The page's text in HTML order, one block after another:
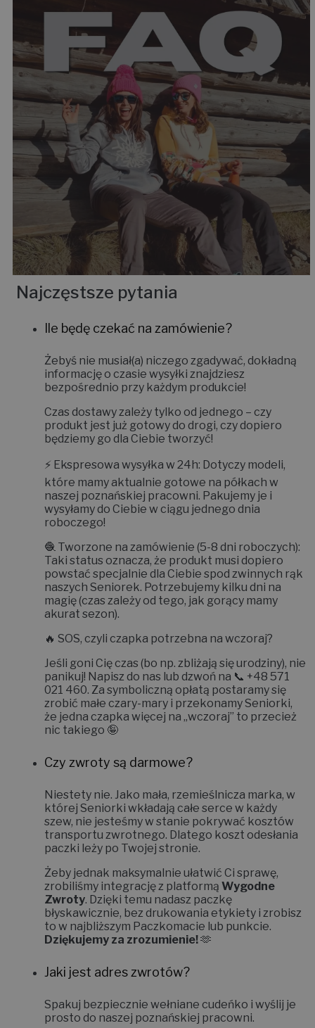
Najczęstsze pytania
Ile będę czekać na zamówienie?
Żebyś nie musiał(a) niczego zgadywać, dokładną
informację o czasie wysyłki znajdziesz
bezpośrednio przy każdym produkcie!
Czas dostawy zależy tylko od jednego – czy
produkt jest już gotowy do drogi, czy dopiero
będziemy go dla Ciebie tworzyć!
⚡ Ekspresowa wysyłka w 24h: Dotyczy modeli,
które mamy aktualnie gotowe na półkach w
naszej poznańskiej pracowni. Pakujemy je i
wysyłamy do Ciebie w ciągu jednego dnia
roboczego!
🧶 Tworzone na zamówienie (5-8 dni roboczych):
Taki status oznacza, że produkt musi dopiero
powstać specjalnie dla Ciebie spod zwinnych rąk
naszych Seniorek. Potrzebujemy kilku dni na
magię (czas zależy od tego, jak gorący mamy
akurat sezon).
🔥 SOS, czyli czapka potrzebna na wczoraj?
Jeśli goni Cię czas (bo np. zbliżają się urodziny), nie
panikuj! Napisz do nas lub dzwoń na 📞 +48 571
021 460. Za symboliczną opłatą postaramy się
zrobić małe czary-mary i przekonamy Seniorki,
że jedna czapka więcej na „wczoraj” to przecież
nic takiego 🤪
Czy zwroty są darmowe?
Niestety nie. Jako mała, rzemieślnicza marka, w
której Seniorki wkładają całe serce w każdy
szew, nie jesteśmy w stanie pokrywać kosztów
transportu zwrotnego. Dlatego koszt odesłania
paczki leży po Twojej stronie.
Żeby jednak maksymalnie ułatwić Ci sprawę,
zrobiliśmy integrację z platformą Wygodne
Zwroty. Dzięki temu nadasz paczkę
błyskawicznie, bez drukowania etykiety i zrobisz
to w najbliższym Paczkomacie lub punkcie.
Dziękujemy za zrozumienie!🫶
Jaki jest adres zwrotów?
Spakuj bezpiecznie wełniane cudeńko i wyślij je
prosto do naszej poznańskiej pracowni.